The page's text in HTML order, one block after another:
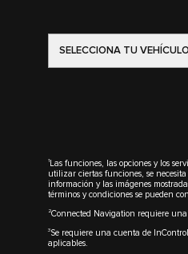
SELECCIONA TU VEHÍCULO
1
Las funciones, las opciones y los
utilizar ciertas funciones, se
información y las imágenes
términos y condiciones se pueden
2Connected Navigation requiere
3Se requiere una cuenta de
aplicables.